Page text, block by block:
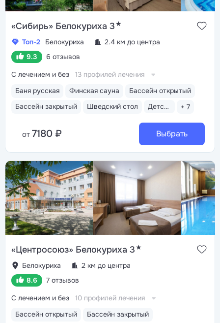
«Сибирь» Белокуриха 3★
Топ-2 Белокуриха
2.4 км до центра
9.3
6 отзывов
Баня русская Финская сауна
Бассейн открытый
Бассейн закрытый
Шведский стол Детская комната + 7
С лечением и без 13 профилей лечения
от 7180 ₽ Выбрать
«Центросоюз» Белокуриха 3★
Белокуриха
2 км до центра
8.6
7 отзывов
Бассейн открытый
Бассейн закрытый
С лечением и без 10 профилей лечения